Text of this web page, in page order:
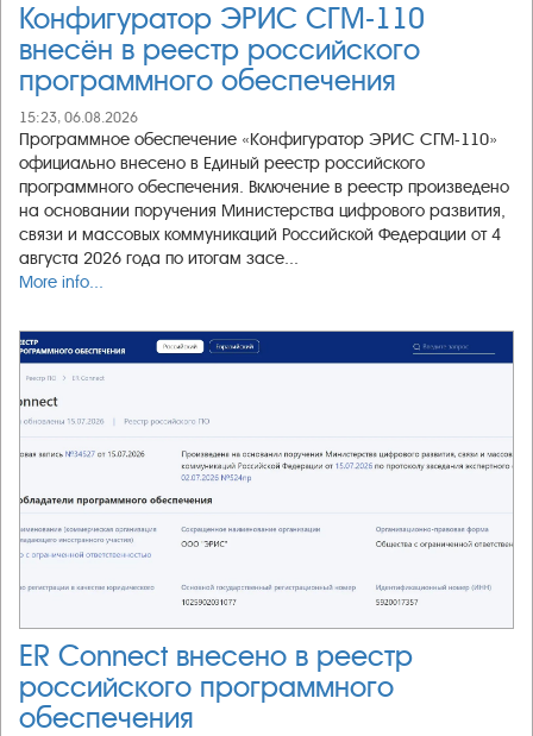
Конфигуратор ЭРИС СГМ-110
внесён в реестр российского
программного обеспечения
15:23, 06.08.2026
Программное обеспечение «Конфигуратор ЭРИС СГМ-110»
официально внесено в Единый реестр российского
программного обеспечения. Включение в реестр произведено
на основании поручения Министерства цифрового развития,
связи и массовых коммуникаций Российской Федерации от 4
августа 2026 года по итогам засе...
More info...
ER Connect внесено в реестр
российского программного
обеспечения